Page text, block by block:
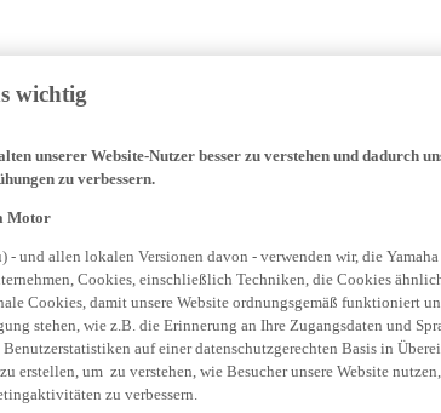
wichtig
unserer Website-Nutzer besser zu verstehen und dadurch
zu verbessern.
Motor
- und allen lokalen Versionen davon - verwenden wir, die
Cookies, einschließlich Techniken, die Cookies
Cookies, damit unsere Website ordnungsgemäß funktioniert
stehen, wie z.B. die Erinnerung an Ihre Zugangsdaten und
auf einer datenschutzgerechten Basis in
erstellen, um zu verstehen, wie Besucher unsere Website
zu verbessern.